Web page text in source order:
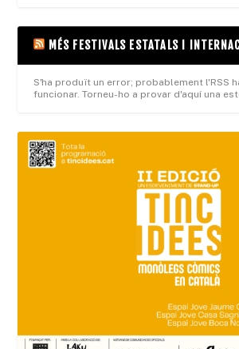
MÉS FESTIVALS ESTATALS I
S'ha produït un error; probablement l'RSS
funcionar. Torneu-ho a provar d'aquí una